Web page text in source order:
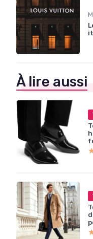
À lire aussi